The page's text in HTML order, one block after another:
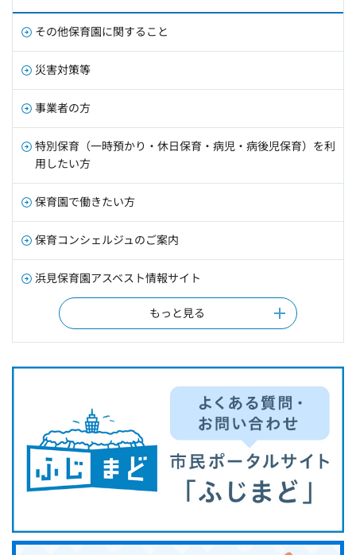
その他保育園に関すること
災害対策等
事業者の方
特別保育（一時預かり・休日保育・病児・病後児保育）を利
用したい方
保育園で働きたい方
保育コンシェルジュのご案内
浜見保育園アスベスト情報サイト
もっと見る